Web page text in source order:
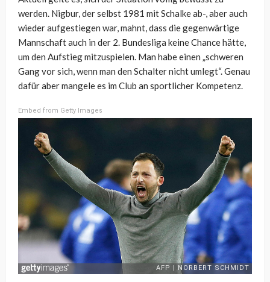
werden. Nigbur, der selbst 1981 mit Schalke ab-, aber auch
wieder aufgestiegen war, mahnt, dass die gegenwärtige
Mannschaft auch in der 2. Bundesliga keine Chance hätte,
um den Aufstieg mitzuspielen. Man habe einen „schweren
Gang vor sich, wenn man den Schalter nicht umlegt“. Genau
dafür aber mangele es im Club an sportlicher Kompetenz.
Embed from Getty Images